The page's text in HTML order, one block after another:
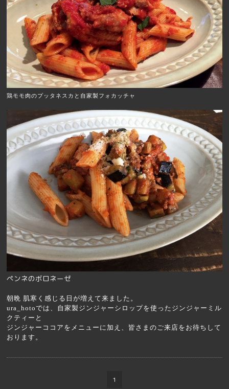
鶏モモ肉のプッタネスカと自家製フォカッチャ
ペンネのボロネーゼ
朝晩 肌寒く感じる日が増えて来ました。
ura_hotoでは、自家製ジンジャーシロップを使ったジンジャーミル
クティーと
ジンジャーココアをメニューに加え、皆さまのご来店をお待ちして
おります。
1